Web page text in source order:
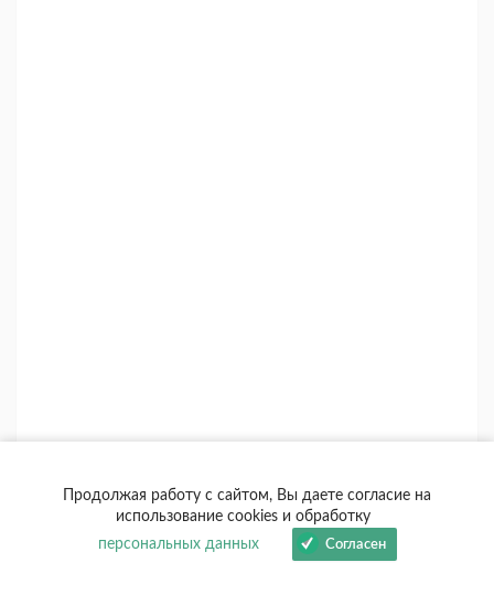
Продолжая работу с сайтом, Вы даете согласие на
использование cookies и обработку
персональных данных
Согласен